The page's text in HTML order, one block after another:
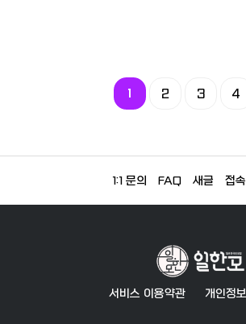
1 2 3 4
1:1 문의 FAQ 새글 접
서비스 이용약관 개인정